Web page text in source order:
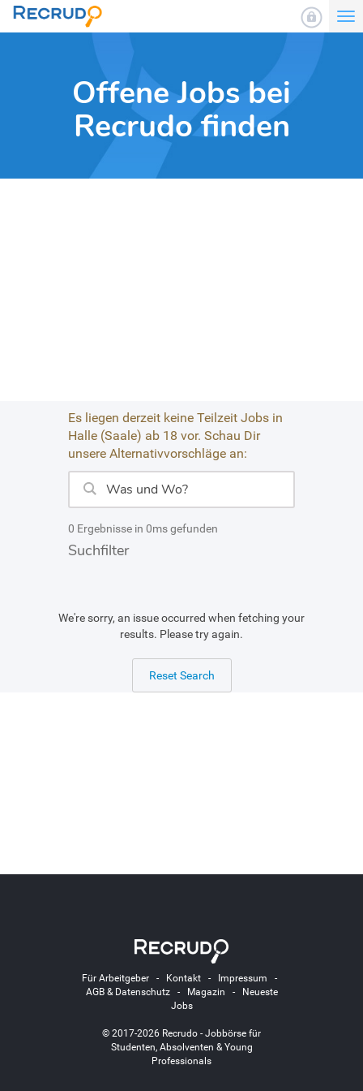
Offene Jobs bei
Recrudo finden
Es liegen derzeit keine Teilzeit Jobs in
Halle (Saale) ab 18 vor. Schau Dir
unsere Alternativvorschläge an:
0 Ergebnisse in 0ms gefunden
Suchfilter
We're sorry, an issue occurred when fetching your
results. Please try again.
Reset Search
Für Arbeitgeber- Kontakt- Impressum -
AGB & Datenschutz- Magazin -
Neueste
Jobs
© 2017-2026 Recrudo - Jobbörse für
Studenten, Absolventen & Young
Professionals